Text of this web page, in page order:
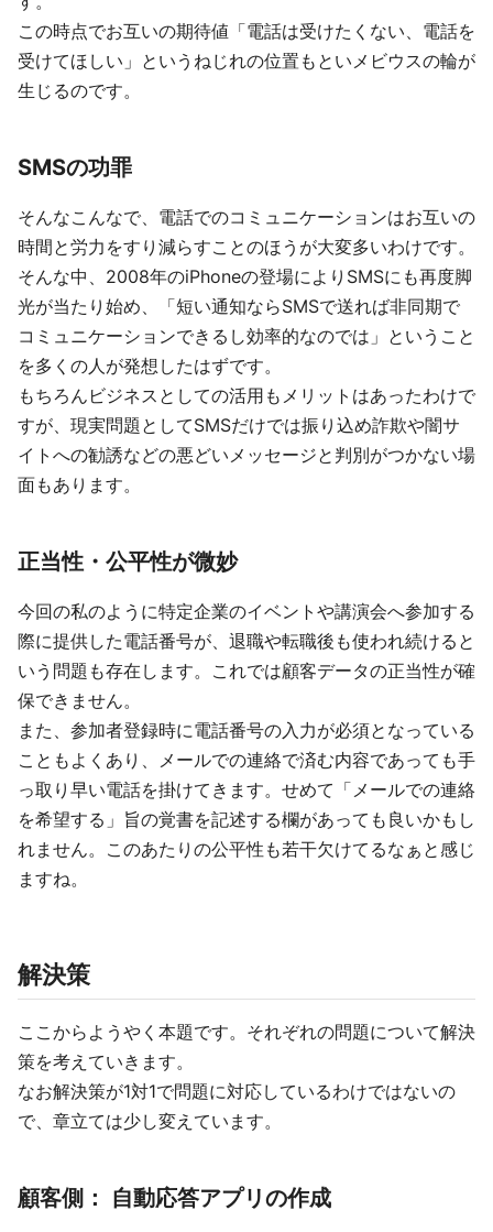
この時点でお互いの期待値「電話は受けたくない、電話を
受けてほしい」というねじれの位置もといメビウスの輪が
生じるのです。
SMSの功罪
そんなこんなで、電話でのコミュニケーションはお互いの
時間と労力をすり減らすことのほうが大変多いわけです。
そんな中、2008年のiPhoneの登場によりSMSにも再度脚
光が当たり始め、「短い通知ならSMSで送れば非同期で
コミュニケーションできるし効率的なのでは」ということ
を多くの人が発想したはずです。
もちろんビジネスとしての活用もメリットはあったわけで
すが、現実問題としてSMSだけでは振り込め詐欺や闇サ
イトへの勧誘などの悪どいメッセージと判別がつかない場
面もあります。
正当性・公平性が微妙
今回の私のように特定企業のイベントや講演会へ参加する
際に提供した電話番号が、退職や転職後も使われ続けると
いう問題も存在します。これでは顧客データの正当性が確
保できません。
また、参加者登録時に電話番号の入力が必須となっている
こともよくあり、メールでの連絡で済む内容であっても手
っ取り早い電話を掛けてきます。せめて「メールでの連絡
を希望する」旨の覚書を記述する欄があっても良いかもし
れません。このあたりの公平性も若干欠けてるなぁと感じ
ますね。
解決策
ここからようやく本題です。それぞれの問題について解決
策を考えていきます。
なお解決策が1対1で問題に対応しているわけではないの
で、章立ては少し変えています。
顧客側： 自動応答アプリの作成